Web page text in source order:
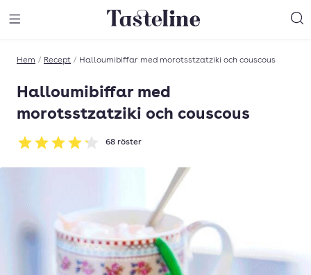
Till Tastelines startsida
Hem / Recept / Halloumibiffar med morotsstzatziki och couscous
Halloumibiffar med
morotsstzatziki och couscous
Betyg: 4.19 av 5
68 röster